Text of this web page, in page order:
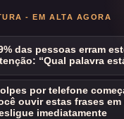
- EM ALTA AGORA
das pessoas erram
“Qual palavra
por telefone
ouvir estas frases em
imediatamente